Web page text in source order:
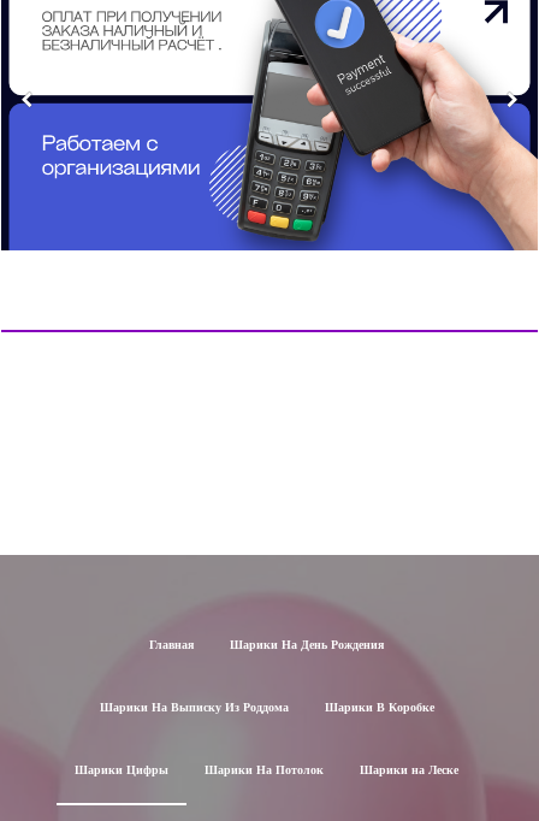
Главная Шарики На День Рождения
Шарики На Выписку Из Роддома Шарики В Коробке
Шарики Цифры Шарики На Потолок Шарики на Леске